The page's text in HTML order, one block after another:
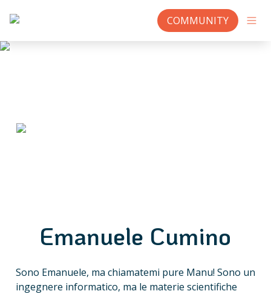
COMMUNITY
Emanuele Cumino
Sono Emanuele, ma chiamatemi pure Manu! Sono un
ingegnere informatico, ma le materie scientifiche